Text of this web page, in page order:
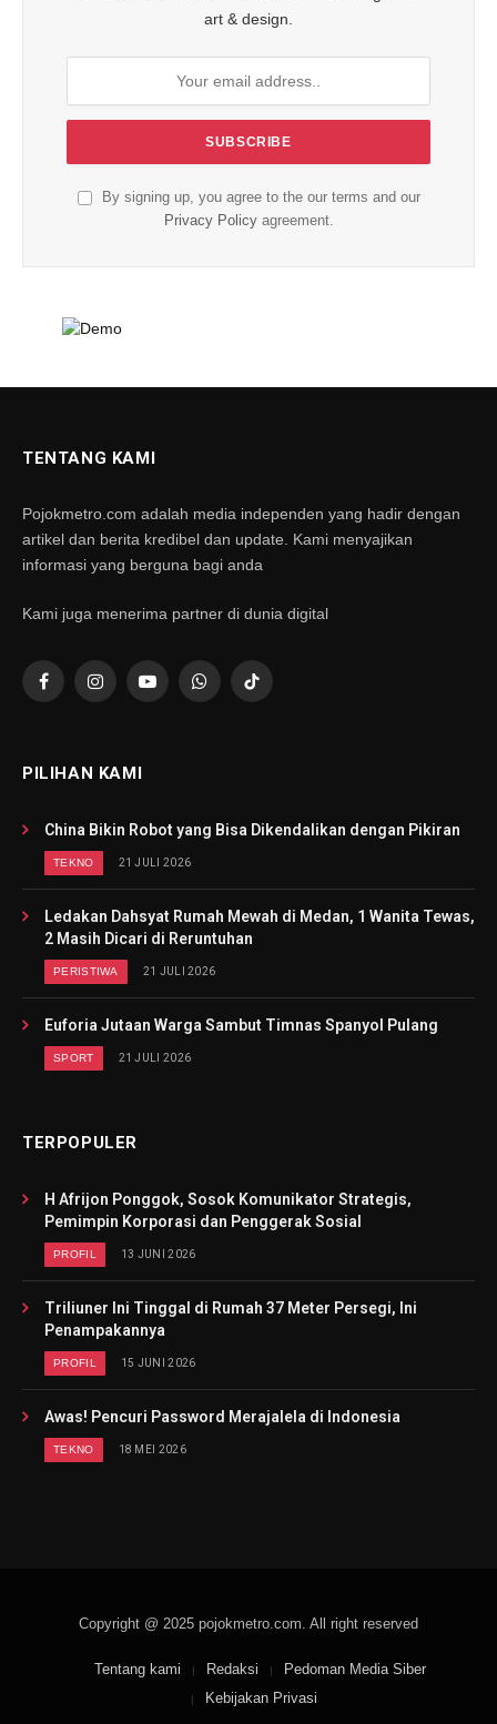
art & design.
By signing up, you agree to the our terms and our
Privacy Policyagreement.
TENTANG KAMI
Pojokmetro.com adalah media independen yang hadir dengan
artikel dan berita kredibel dan update. Kami menyajikan
informasi yang berguna bagi anda
Kami juga menerima partner di dunia digital
FacebookInstagramYouTubeWhatsAppTikTok
PILIHAN KAMI
China Bikin Robot yang Bisa Dikendalikan dengan Pikiran
TEKNO 21 JULI 2026
Ledakan Dahsyat Rumah Mewah di Medan, 1 Wanita Tewas,
2 Masih Dicari di Reruntuhan
PERISTIWA 21 JULI 2026
Euforia Jutaan Warga Sambut Timnas Spanyol Pulang
SPORT 21 JULI 2026
TERPOPULER
H Afrijon Ponggok, Sosok Komunikator Strategis,
Pemimpin Korporasi dan Penggerak Sosial
PROFIL 13 JUNI 2026
Triliuner Ini Tinggal di Rumah 37 Meter Persegi, Ini
Penampakannya
PROFIL 15 JUNI 2026
Awas! Pencuri Password Merajalela di Indonesia
TEKNO 18 MEI 2026
Copyright @ 2025 pojokmetro.com. All right reserved
Tentang kami Redaksi
Pedoman Media Siber
Kebijakan Privasi